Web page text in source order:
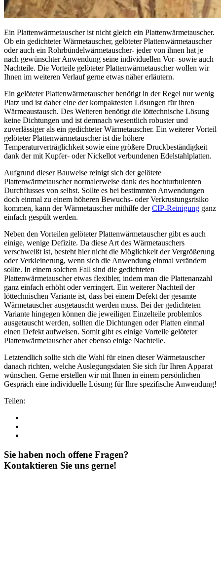
Ein Plattenwärmetauscher ist nicht gleich ein Plattenwärmetauscher.
Ob ein gedichteter Wärmetauscher, gelöteter Plattenwärmetauscher
oder auch ein Rohrbündelwärmetauscher- jeder von ihnen hat je
nach gewünschter Anwendung seine individuellen Vor- sowie auch
Nachteile. Die Vorteile gelöteter Plattenwärmetauscher wollen wir
Ihnen im weiteren Verlauf gerne etwas näher erläutern.
Ein gelöteter Plattenwärmetauscher benötigt in der Regel nur wenig
Platz und ist daher eine der kompaktesten Lösungen für ihren
Wärmeaustausch. Des Weiteren benötigt die löttechnische Lösung
keine Dichtungen und ist demnach wesentlich robuster und
zuverlässiger als ein gedichteter Wärmetauscher. Ein weiterer Vorteil
gelöteter Plattenwärmetauscher ist die höhere
Temperaturverträglichkeit sowie eine größere Druckbeständigkeit
dank der mit Kupfer- oder Nickellot verbundenen Edelstahlplatten.
Aufgrund dieser Bauweise reinigt sich der gelötete
Plattenwärmetauscher normalerweise dank des hochturbulenten
Durchflusses von selbst. Sollte es bei bestimmten Anwendungen
doch einmal zu einem höheren Bewuchs- oder Verkrustungsrisiko
kommen, kann der Wärmetauscher mithilfe derCIP-Reinigung ganz
einfach gespült werden.
Neben den Vorteilen gelöteter Plattenwärmetauscher gibt es auch
einige, wenige Defizite. Da diese Art des Wärmetauschers
verschweißt ist, besteht hier nicht die Möglichkeit der Vergrößerung
oder Verkleinerung, wenn sich die Anwendung einmal verändern
sollte. In einem solchen Fall sind die gedichteten
Plattenwärmetauscher etwas flexibler, indem man die Plattenanzahl
ganz einfach erhöht oder verringert. Ein weiterer Nachteil der
löttechnischen Variante ist, dass bei einem Defekt der gesamte
Wärmetauscher ausgetauscht werden muss. Bei der gedichteten
Variante hingegen können die jeweiligen Einzelteile problemlos
ausgetauscht werden, sollten die Dichtungen oder Platten einmal
einen Defekt aufweisen. Somit gibt es einige Vorteile gelöteter
Plattenwärmetauscher aber ebenso einige Nachteile.
Letztendlich sollte sich die Wahl für einen dieser Wärmetauscher
danach richten, welche Auslegungsdaten Sie sich für Ihren Apparat
wünschen. Gerne erstellen wir mit Ihnen in einem persönlichen
Gespräch eine individuelle Lösung für Ihre spezifische Anwendung!
Teilen:
Sie haben noch offene Fragen?
Kontaktieren Sie uns gerne!